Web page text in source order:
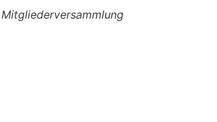
Mitgliederversammlung